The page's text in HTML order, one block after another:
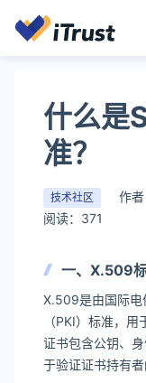
什么是
准？
技术社区 作者
阅读：371
一、X.509
X.509是由国际电
（PKI）标准，
证书包含公钥、
于验证证书持有者